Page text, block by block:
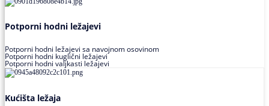
Potporni hodni ležajevi
Potporni hodni ležajevi sa navojnom osovinom
Potporni hodni kuglični ležajevi
Potporni hodni valjkasti ležajevi
Kućišta ležaja